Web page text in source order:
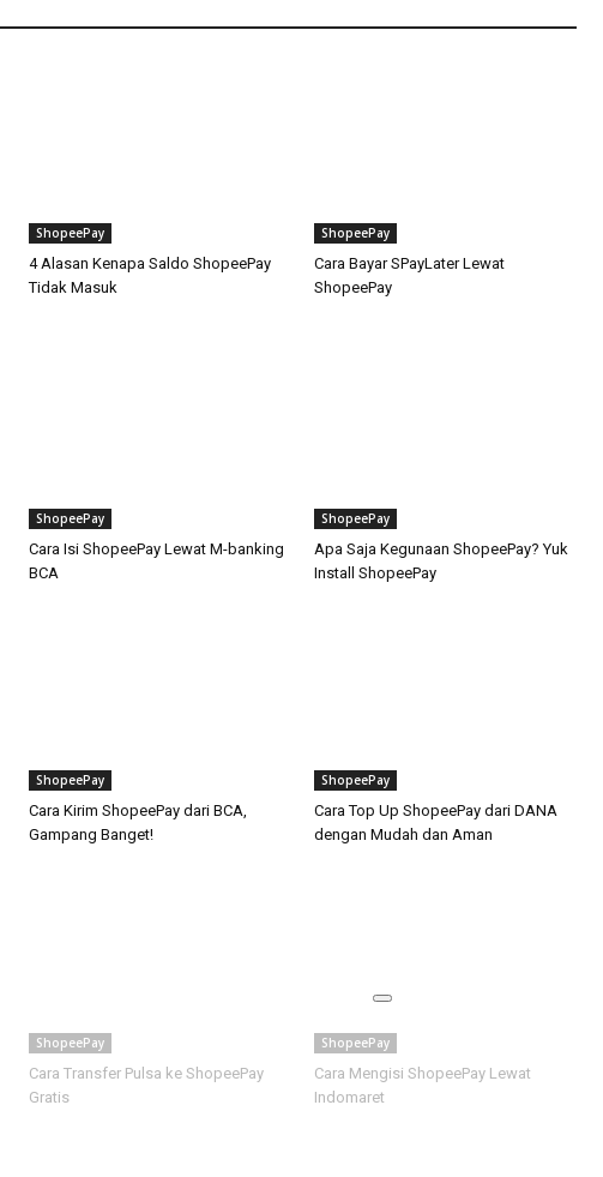
ShopeePay
4 Alasan Kenapa Saldo ShopeePay
Tidak Masuk
ShopeePay
Cara Bayar SPayLater Lewat
ShopeePay
ShopeePay
Cara Isi ShopeePay Lewat M-banking
BCA
ShopeePay
Apa Saja Kegunaan ShopeePay? Yuk
Install ShopeePay
ShopeePay
Cara Kirim ShopeePay dari BCA,
Gampang Banget!
ShopeePay
Cara Top Up ShopeePay dari DANA
dengan Mudah dan Aman
ShopeePay
Cara Transfer Pulsa ke ShopeePay
Gratis
ShopeePay
Cara Mengisi ShopeePay Lewat
Indomaret